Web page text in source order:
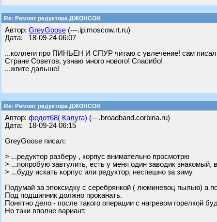
Re: Ремонт редуктора ДЖОНСОН
Автор: GreyGoose (---.ip.moscow.rt.ru)
Дата: 18-09-24 06:07
...коллеги про ПИНЬЕН И СПУР читаю с увлечение! сам
Стране Советов, узнаю много нового! Спасибо!
...жгите дальше!
Re: Ремонт редуктора ДЖОНСОН
Автор: федот68( Калуга) (---.broadband.corbina.ru)
Дата: 18-09-24 06:15
GreyGoose писал:
> ...редуктор разберу , корпус внимательно просмотрю
> ...попробую завтулить, есть у меня один заводик знакомый,
> ...буду искать корпус или редуктор, неспешно за зиму
Подумай за эпоксидку с серебрянкой ( люминевоц пылью) а
Под подшипник должно проканать.
Понятно дело - после такого операции с нагревом горелкой
Но таки вполне вариант.